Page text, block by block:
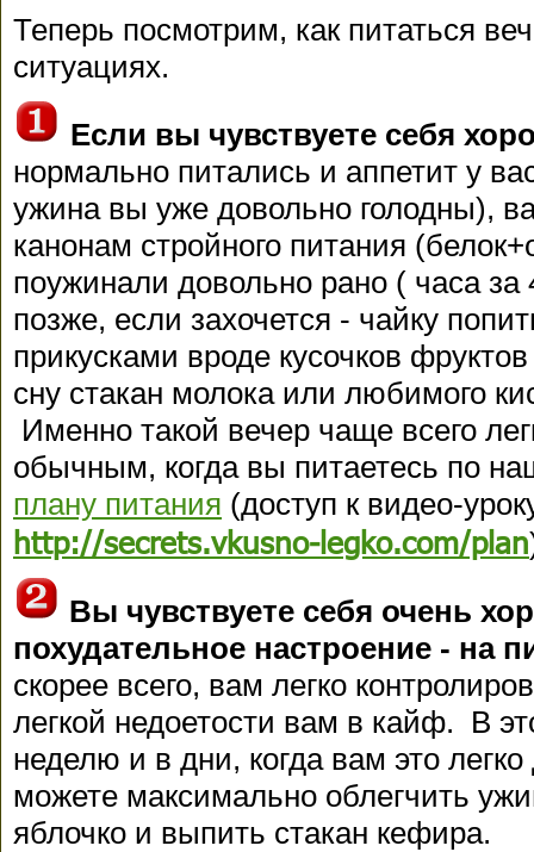
Теперь посмотрим, как питаться
ситуациях.
Если вы чувствуете себя
нормально питались и аппетит у
ужина вы уже довольно голодны),
канонам стройного питания
поужинали довольно рано ( часа
позже, если захочется - чайку
прикусками вроде кусочков
сну стакан молока или любимого
Именно такой вечер чаще всего
обычным, когда вы питаетесь по
плану питания (доступ к видео-
http://secrets.vkusno-legko.com/plan
Вы чувствуете себя очень
похудательное настроение - на
скорее всего, вам легко
легкой недоетости вам в кайф. В
неделю и в дни, когда вам это
можете максимально облегчить
яблочко и выпить стакан кефира.